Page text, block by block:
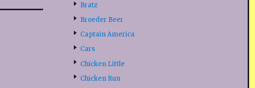
Bratz
Broeder Beer
Captain America
Cars
Chicken Little
Chicken Run